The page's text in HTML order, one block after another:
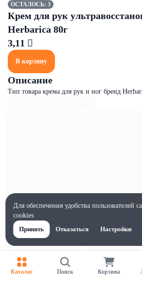
ОСТАЛОСЬ: 3
Крем для рук
Herbarica 80г
3,11 
В корзину
Описание
Тип товара крема для рук и ног бренд
Характеристики
Ширина, мм
Каталог Поиск Корзина
Для обеспечения удобства пользователей
cookies
Принять
Отказаться Настройки